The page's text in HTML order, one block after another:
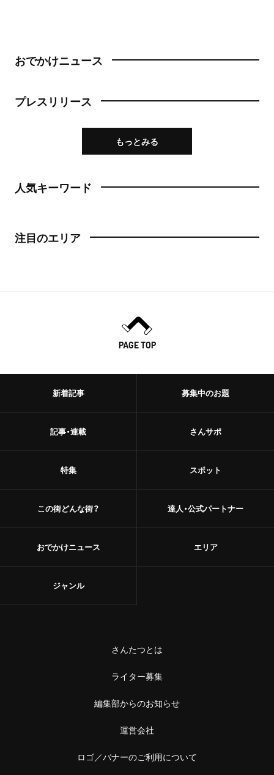
おでかけニュース
プレスリリース
もっとみる
人気キーワード
注目のエリア
PAGE TOP
新着記事
記事・連載
特集
この街どんな街？
おでかけニュース
募集中のお題
さんサポ
スポット
達人・公式パートナー
エリア
ジャンル
さんたつとは
ライター募集
編集部からのお知らせ
運営会社
ロゴ／バナーのご利用について